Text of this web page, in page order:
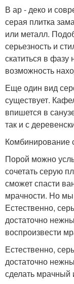
В ар - деко и
серая плитка
или металл.
серьезность и
скатиться в
возможность
Еще один вид
существует.
впишется в
так и с
Комбинирование
Порой можно
сочетать серую
сможет спасти
мрачности. Но
Естественно,
достаточно
воспроизвести
Естественно,
достаточно
сделать мрачный